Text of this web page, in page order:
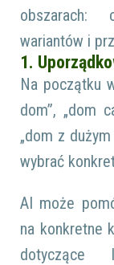
obszarach:
wariantów i
1.
Na początku
dom”, „dom
„dom z
wybrać
AI może
na konkretne
dotyczące